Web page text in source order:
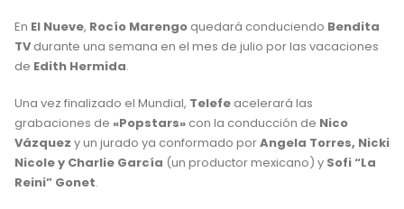
En El Nueve, Rocío Marengo quedará conduciendo Bendita
TVdurante una semana en el mes de julio por las vacaciones
de Edith Hermida.
Una vez finalizado el Mundial, Telefe acelerará las
grabaciones de «Popstars» con la conducción de Nico
Vázquez y un jurado ya conformado porAngela Torres, Nicki
Nicole y Charlie García (un productor mexicano) y Sofi “La
Reini” Gonet.